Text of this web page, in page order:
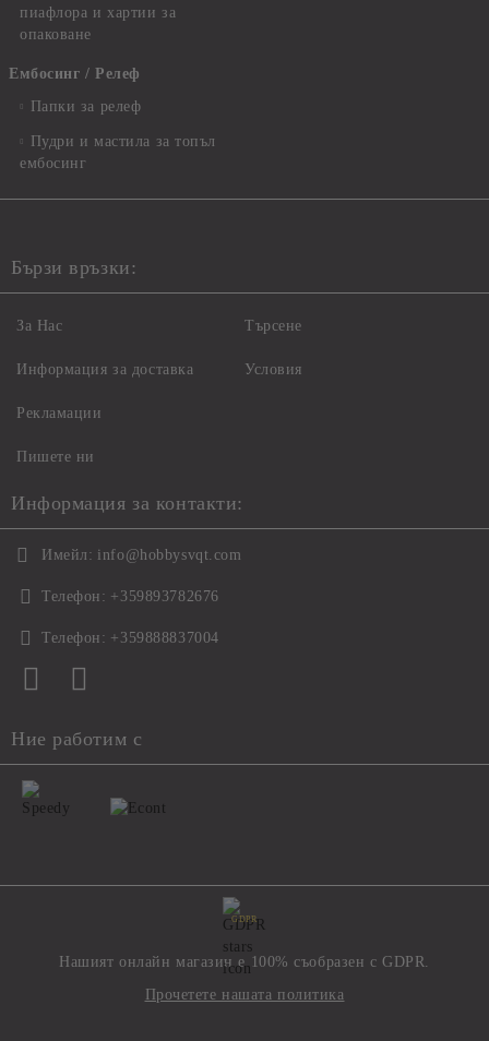
пиафлора и хартии за
опаковане
Ембосинг / Релеф
Папки за релеф
Пудри и мастила за топъл
ембосинг
Бързи връзки:
За Нас
Информация за доставка
Рекламации
Пишете ни
Търсене
Условия
Информация за контакти:
Имейл: info@hobbysvqt.com
Телефон: +359893782676
Телефон: +359888837004
Ние работим с
GDPR
Нашият онлайн магазин е 100% съобразен с GDPR.
Прочетете нашата политика